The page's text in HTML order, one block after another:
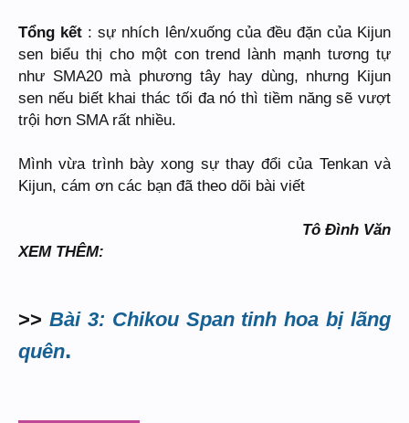
Tổng kết : sự nhích lên/xuống của đều đặn của Kijun
sen biểu thị cho một con trend lành mạnh tương tự
như SMA20 mà phương tây hay dùng, nhưng Kijun
sen nếu biết khai thác tối đa nó thì tiềm năng sẽ vượt
trội hơn SMA rất nhiều.
Mình vừa trình bày xong sự thay đổi của Tenkan và
Kijun, cám ơn các bạn đã theo dõi bài viết
Tô Đình Văn
XEM THÊM:
>> Bài 3: Chikou Span tinh hoa bị lãng
quên.